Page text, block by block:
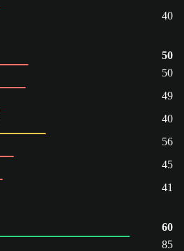
40
50
50
49
40
56
45
41
60
85